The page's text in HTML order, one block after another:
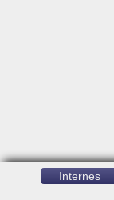
Internes